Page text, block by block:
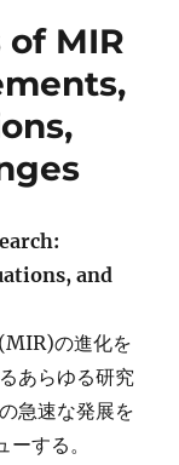
of MIR
and
の進化を
あらゆる研究
急速な発展を
する。